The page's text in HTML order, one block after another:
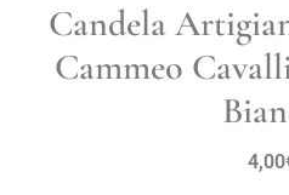
Candela
Cammeo
4,00